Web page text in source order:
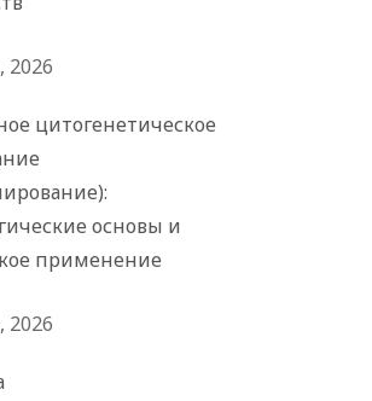
2026
цитогенетическое
основы и
применение
2026